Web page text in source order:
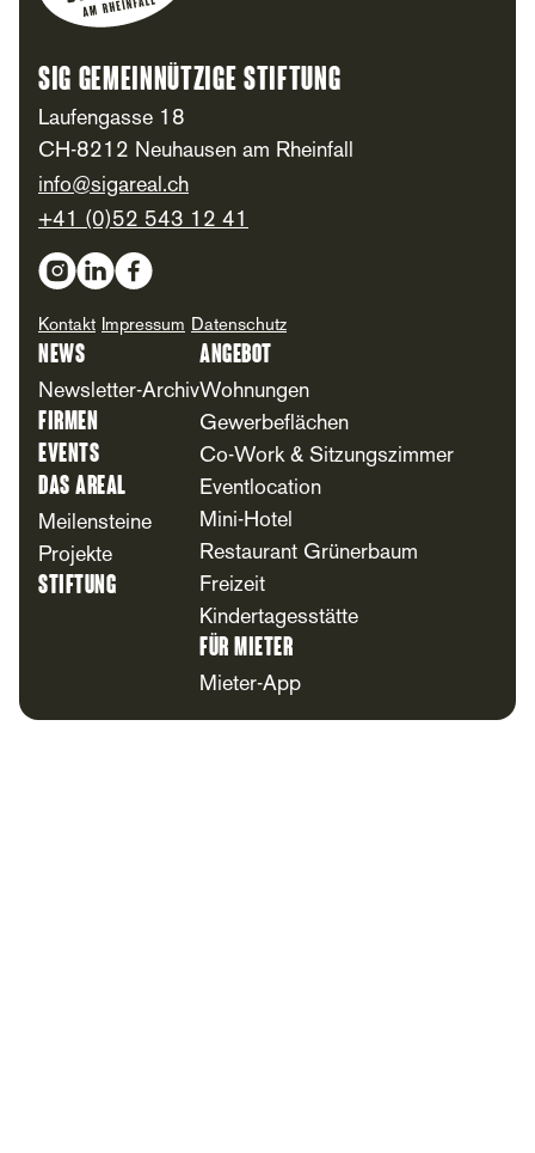
SIG Gemeinnützige Stiftung
Laufengasse 18
CH-8212 Neuhausen am Rheinfall
info@sigareal.ch
+41 (0)52 543 12 41
Social Media
Kontakt Impressum Datenschutz
News
Newsletter-Archiv
Firmen
Events
Das Areal
Meilensteine
Projekte
Stiftung
Angebot
Wohnungen
Gewerbeflächen
Co-Work & Sitzungszimmer
Eventlocation
Mini-Hotel
Restaurant Grünerbaum
Freizeit
Kindertagesstätte
Für Mieter
Mieter-App